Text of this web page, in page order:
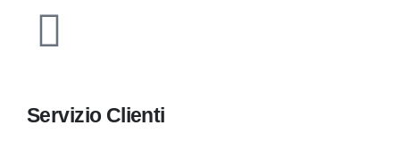
Servizio Clienti